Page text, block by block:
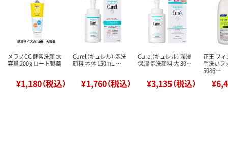
メラノCC 酵素洗顔 大
容量 200g ロート製薬
¥1,180（税込）
Curel（キュレル） 泡洗
顔料 本体 150mL …
¥1,760（税込）
Curel（キュレル） 潤浸
保湿 泡洗顔料 大 30…
¥3,135（税込）
花王 フィ
手洗いフ
5086…